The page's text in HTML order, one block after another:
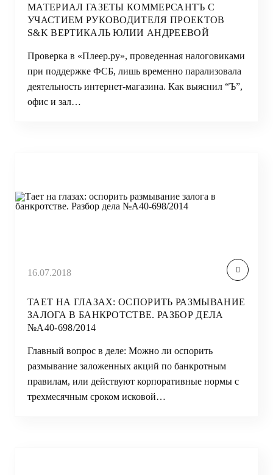
МАТЕРИАЛ ГАЗЕТЫ КОММЕРСАНТЪ С
УЧАСТИЕМ РУКОВОДИТЕЛЯ ПРОЕКТОВ
S&K ВЕРТИКАЛЬ ЮЛИИ АНДРЕЕВОЙ
Проверка в «Плеер.ру», проведенная налоговиками
при поддержке ФСБ, лишь временно парализовала
деятельность интернет-магазина. Как выяснил “Ъ”,
офис и зал…
16.07.2018
ТАЕТ НА ГЛАЗАХ: ОСПОРИТЬ РАЗМЫВАНИЕ
ЗАЛОГА В БАНКРОТСТВЕ. РАЗБОР ДЕЛА
№А40-698/2014
Главный вопрос в деле: Можно ли оспорить
размывание заложенных акций по банкротным
правилам, или действуют корпоративные нормы с
трехмесячным сроком исковой…